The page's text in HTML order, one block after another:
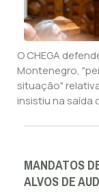
O CHEGA
Montenegro,
situação"
insistiu na saída
MANDATOS
ALVOS DE